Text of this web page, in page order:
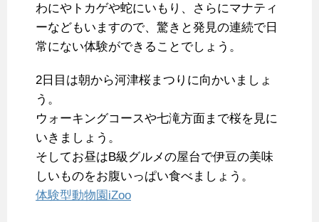
わにやトカゲや蛇にいもり、さらにマナティ
ーなどもいますので、驚きと発見の連続で日
常にない体験ができることでしょう。
2日目は朝から河津桜まつりに向かいましょ
う。
ウォーキングコースや七滝方面まで桜を見に
いきましょう。
そしてお昼はB級グルメの屋台で伊豆の美味
しいものをお腹いっぱい食べましょう。
体験型動物園iZoo